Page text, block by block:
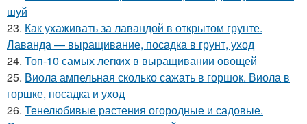
шуй
23. Как ухаживать за лавандой в открытом грунте.
Лаванда — выращивание, посадка в грунт, уход
24. Топ-10 самых легких в выращивании овощей
25. Виола ампельная сколько сажать в горшок. Виола в
горшке, посадка и уход
26. Тенелюбивые растения огородные и садовые.